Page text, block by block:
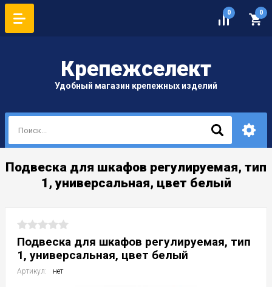
0 0
Крепежселект
Удобный магазин крепежных изделий
Подвеска для шкафов регулируемая, тип
1, универсальная, цвет белый
Подвеска для шкафов регулируемая, тип
1, универсальная, цвет белый
Артикул: нет